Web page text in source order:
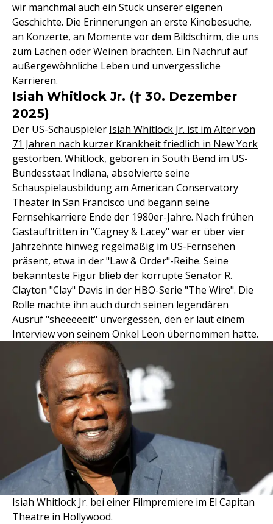
wir manchmal auch ein Stück unserer eigenen
Geschichte. Die Erinnerungen an erste Kinobesuche,
an Konzerte, an Momente vor dem Bildschirm, die uns
zum Lachen oder Weinen brachten. Ein Nachruf auf
außergewöhnliche Leben und unvergessliche
Karrieren.
Isiah Whitlock Jr. († 30. Dezember
2025)
Der US-Schauspieler Isiah Whitlock Jr. ist im Alter von
71 Jahren nach kurzer Krankheit friedlich in New York
gestorben. Whitlock, geboren in South Bend im US-
Bundesstaat Indiana, absolvierte seine
Schauspielausbildung am American Conservatory
Theater in San Francisco und begann seine
Fernsehkarriere Ende der 1980er-Jahre. Nach frühen
Gastauftritten in "Cagney & Lacey" war er über vier
Jahrzehnte hinweg regelmäßig im US-Fernsehen
präsent, etwa in der "Law & Order"-Reihe. Seine
bekannteste Figur blieb der korrupte Senator R.
Clayton "Clay" Davis in der HBO-Serie "The Wire". Die
Rolle machte ihn auch durch seinen legendären
Ausruf "sheeeeeit" unvergessen, den er laut einem
Interview von seinem Onkel Leon übernommen hatte.
Isiah Whitlock Jr. bei einer Filmpremiere im El Capitan
Theatre in Hollywood.